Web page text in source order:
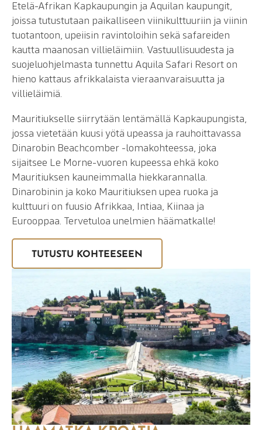
Etelä-Afrikan Kapkaupungin ja Aquilan kaupungit,
joissa tutustutaan paikalliseen viinikulttuuriin ja viinin
tuotantoon, upeiisin ravintoloihin sekä safareiden
kautta maanosan villieläimiin. Vastuullisuudesta ja
suojeluohjelmasta tunnettu Aquila Safari Resort on
hieno kattaus afrikkalaista vieraanvaraisuutta ja
villieläimiä.
Mauritiukselle siirrytään lentämällä Kapkaupungista,
jossa vietetään kuusi yötä upeassa ja rauhoittavassa
Dinarobin Beachcomber -lomakohteessa, joka
sijaitsee Le Morne-vuoren kupeessa ehkä koko
Mauritiuksen kauneimmalla hiekkarannalla.
Dinarobinin ja koko Mauritiuksen upea ruoka ja
kulttuuri on fuusio Afrikkaa, Intiaa, Kiinaa ja
Eurooppaa. Tervetuloa unelmien häämatkalle!
TUTUSTU KOHTEESEEN